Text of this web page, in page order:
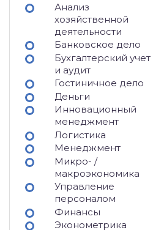
Анализ
хозяйственной
деятельности
Банковское дело
Бухгалтерский учет
и аудит
Гостиничное дело
Деньги
Инновационный
менеджмент
Логистика
Менеджмент
Микро- /
макроэкономика
Управление
персоналом
Финансы
Эконометрика